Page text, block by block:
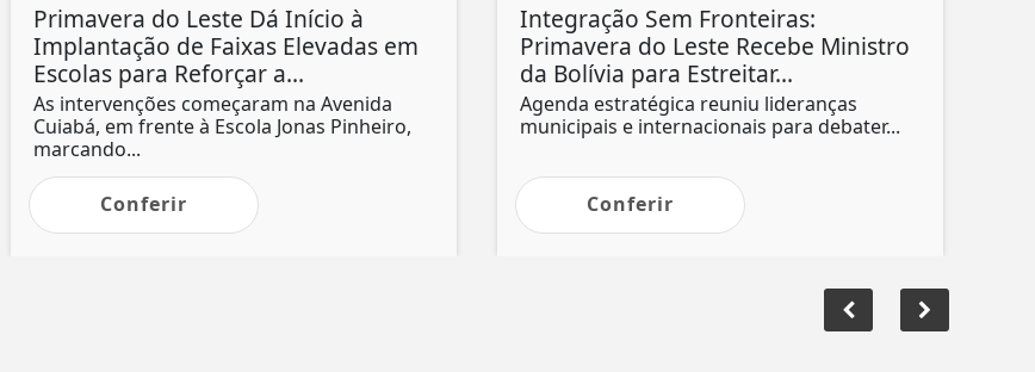
Primavera do Leste Dá Início à
Implantação de Faixas Elevadas em
Escolas para Reforçar a...
As intervenções começaram na Avenida
Cuiabá, em frente à Escola Jonas Pinheiro,
marcando...
Conferir
Integração Sem Fronteiras:
Primavera do Leste Recebe Ministro
da Bolívia para Estreitar...
Agenda estratégica reuniu lideranças
municipais e internacionais para debater...
Conferir